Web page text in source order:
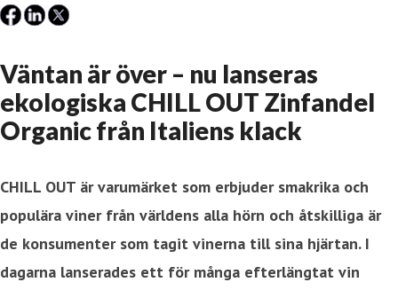
Väntan är över – nu lanseras
ekologiska CHILL OUT Zinfandel
Organic från Italiens klack
CHILL OUT är varumärket som erbjuder smakrika och
populära viner från världens alla hörn och åtskilliga är
de konsumenter som tagit vinerna till sina hjärtan. I
dagarna lanserades ett för många efterlängtat vin